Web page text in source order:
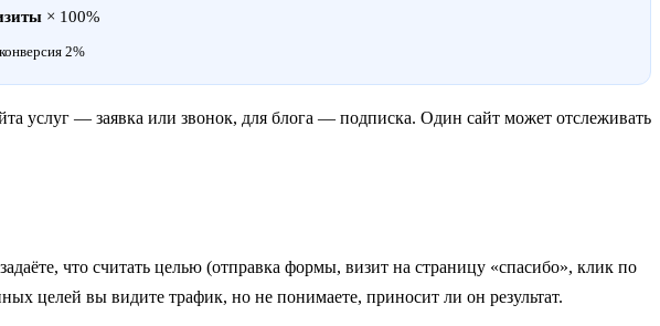
× 100%
2%
услуг — заявка или звонок, для блога — подписка. Один сайт может отслеживать
что считать целью (отправка формы, визит на страницу «спасибо», клик по
целей вы видите трафик, но не понимаете, приносит ли он результат.